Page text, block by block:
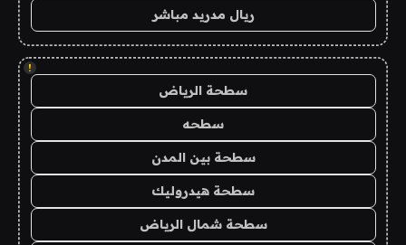
ريال مدريد مباشر
!
سطحة الرياض
سطحه
سطحة بين المدن
سطحة هيدروليك
سطحة شمال الرياض